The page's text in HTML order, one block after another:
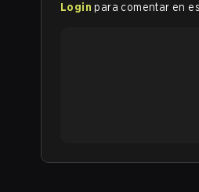
Login para comentar en